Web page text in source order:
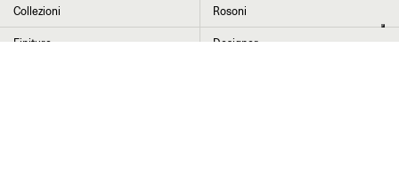
newsletter
Collezioni Rosoni
Finiture Designer